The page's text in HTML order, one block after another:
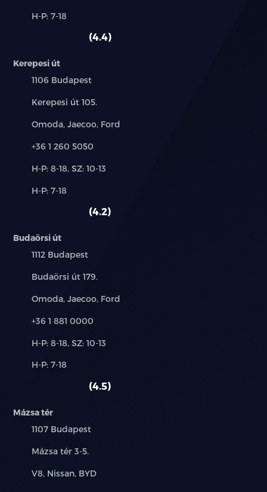
fáradtságérzékelő
fedélzeti komputer
fűthető első ülés
fűthető tükör
guminyomás-ellenőrző rendszer
hátsó fejtámlák
holttér-figyelő rendszer
HUD / Head-Up Display
kormányváltó
könnyűfém felni
használt
Alkatrész,
H-P: 7-18
4.4
Kerepesi út
Település:
1106 Budapest
Cím:
Kerepesi út 105.
Márkák:
Omoda, Jaecoo, Ford
Telefon:
+36 1 260 5050
Új-
használt
H-P: 8-18, SZ: 10-13
Alkatrész,
H-P: 7-18
4.2
Budaörsi út
Település:
1112 Budapest
Cím:
Budaörsi út 179.
Márkák:
Omoda, Jaecoo, Ford
Telefon:
+36 1 881 0000
Új-
használt
H-P: 8-18, SZ: 10-13
Alkatrész,
H-P: 7-18
4.5
Mázsa tér
Település:
1107 Budapest
Cím:
Mázsa tér 3-5.
Márkák:
V8, Nissan, BYD